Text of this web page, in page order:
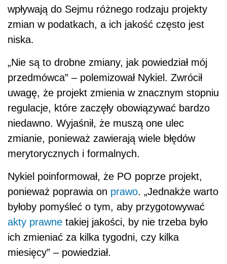
wpływają do Sejmu różnego rodzaju projekty
zmian w podatkach, a ich jakość często jest
niska.
„Nie są to drobne zmiany, jak powiedział mój
przedmówca” – polemizował Nykiel. Zwrócił
uwagę, że projekt zmienia w znacznym stopniu
regulacje, które zaczęły obowiązywać bardzo
niedawno. Wyjaśnił, że muszą one ulec
zmianie, ponieważ zawierają wiele błędów
merytorycznych i formalnych.
Nykiel poinformował, że PO poprze projekt,
ponieważ poprawia on prawo. „Jednakże warto
byłoby pomyśleć o tym, aby przygotowywać
akty prawne takiej jakości, by nie trzeba było
ich zmieniać za kilka tygodni, czy kilka
miesięcy” – powiedział.